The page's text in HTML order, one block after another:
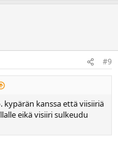
#9
kypärän kanssa että viisiiriä
eikä visiiri sulkeudu